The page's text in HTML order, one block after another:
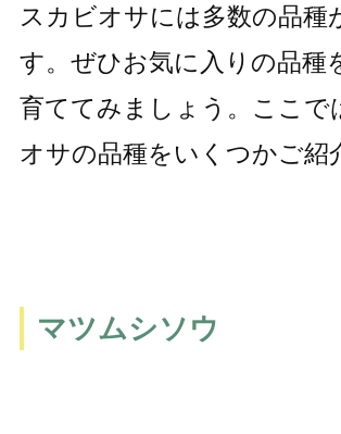
スカビオサには多数の品種
す。ぜひお気に入りの品種
育ててみましょう。ここで
オサの品種をいくつかご紹
マツムシソウ